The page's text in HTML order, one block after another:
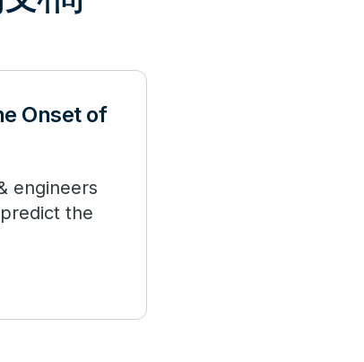
Onset of
engineers
the